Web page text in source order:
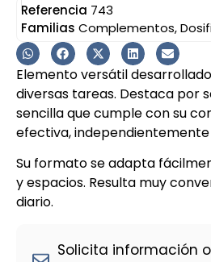
Referencia 743
Familias Complementos,
Elemento versátil
diversas tareas. Destaca por
sencilla que cumple con su
efectiva, independientemente
Su formato se adapta
y espacios. Resulta muy
diario.
Solicita información